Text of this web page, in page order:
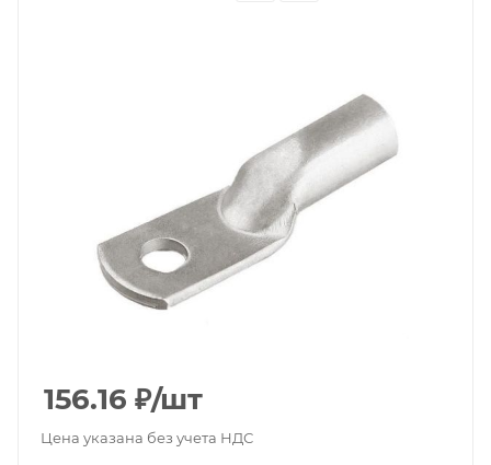
156.16 ₽/шт
Цена указана без учета НДС